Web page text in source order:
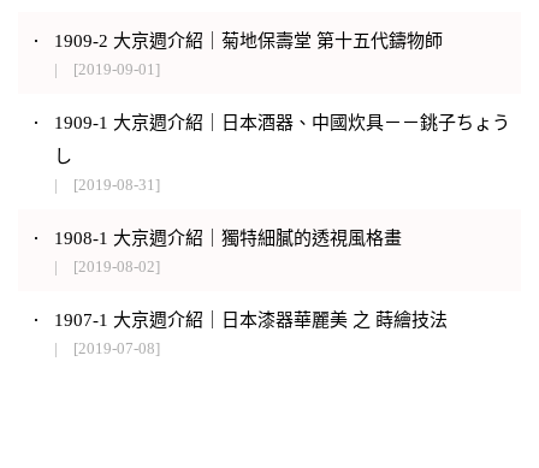
1909-2 大京週介紹｜菊地保壽堂 第十五代鑄物師
[2019-09-01]
1909-1 大京週介紹｜日本酒器、中國炊具－－銚子ちょう
し
[2019-08-31]
1908-1 大京週介紹｜獨特細膩的透視風格畫
[2019-08-02]
1907-1 大京週介紹｜日本漆器華麗美 之 蒔繪技法
[2019-07-08]